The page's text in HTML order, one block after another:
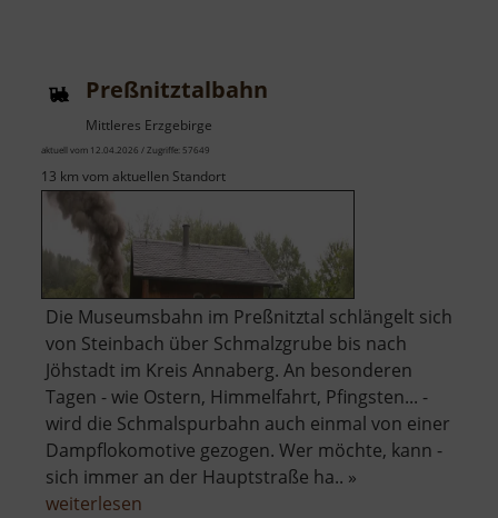
Preßnitztalbahn
Mittleres Erzgebirge
aktuell vom 12.04.2026 / Zugriffe: 57649
13 km vom aktuellen Standort
Die Museumsbahn im Preßnitztal schlängelt sich
von Steinbach über Schmalzgrube bis nach
Jöhstadt im Kreis Annaberg. An besonderen
Tagen - wie Ostern, Himmelfahrt, Pfingsten... -
wird die Schmalspurbahn auch einmal von einer
Dampflokomotive gezogen. Wer möchte, kann -
sich immer an der Hauptstraße ha.. »
weiterlesen